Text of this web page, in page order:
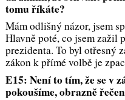
tomu říkáte?
Mám odlišný názor, jsem
Hlavně poté, co jsem zažil
prezidenta. To byl otřesný
zákon k přímé volbě je
E15: Není to tím, že se v
pokoušíme, obrazně